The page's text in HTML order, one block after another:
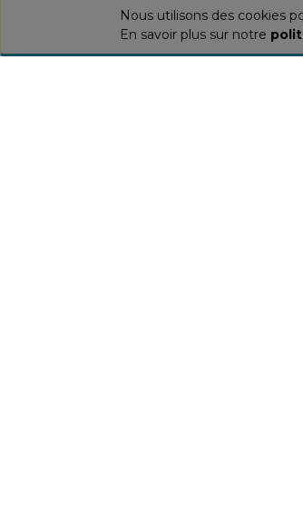
Nous utilisons des cookies
En savoir plus sur notre